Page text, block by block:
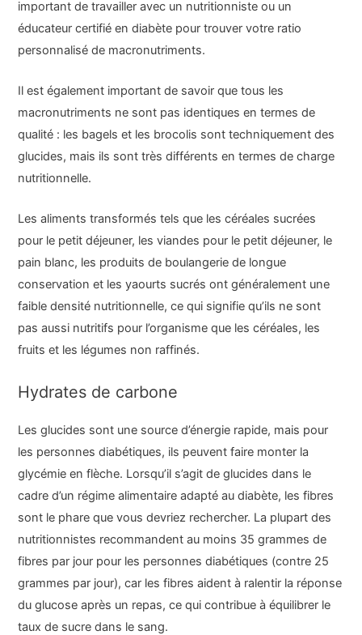
important de travailler avec un nutritionniste ou un
éducateur certifié en diabète pour trouver votre ratio
personnalisé de macronutriments.
Il est également important de savoir que tous les
macronutriments ne sont pas identiques en termes de
qualité : les bagels et les brocolis sont techniquement des
glucides, mais ils sont très différents en termes de charge
nutritionnelle.
Les aliments transformés tels que les céréales sucrées
pour le petit déjeuner, les viandes pour le petit déjeuner, le
pain blanc, les produits de boulangerie de longue
conservation et les yaourts sucrés ont généralement une
faible densité nutritionnelle, ce qui signifie qu’ils ne sont
pas aussi nutritifs pour l’organisme que les céréales, les
fruits et les légumes non raffinés.
Hydrates de carbone
Les glucides sont une source d’énergie rapide, mais pour
les personnes diabétiques, ils peuvent faire monter la
glycémie en flèche. Lorsqu’il s’agit de glucides dans le
cadre d’un régime alimentaire adapté au diabète, les fibres
sont le phare que vous devriez rechercher. La plupart des
nutritionnistes recommandent au moins 35 grammes de
fibres par jour pour les personnes diabétiques (contre 25
grammes par jour), car les fibres aident à ralentir la réponse
du glucose après un repas, ce qui contribue à équilibrer le
taux de sucre dans le sang.